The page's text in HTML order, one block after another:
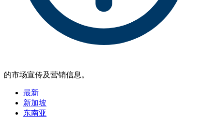
的市场宣传及营销信息。
最新
新加坡
东南亚